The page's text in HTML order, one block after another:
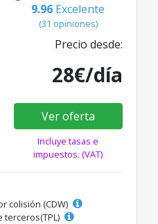
9.96 Excelente
(31 opiniones)
Precio desde:
28€/día
Ver oferta
Incluye tasas e
impuestos. (VAT)
colisión (CDW)
terceros(TPL)